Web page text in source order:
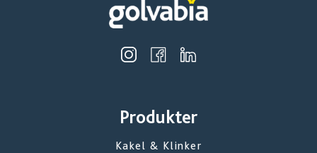
Produkter
Kakel & Klinker